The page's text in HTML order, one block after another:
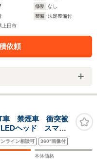
修復
なし
整備
法定整備付
上田市
依頼
車 禁煙車 衝突被
ヘッド スマー
ハイビーム 車線
コン プライバシ
ンライン相談可 360°画像付
本体価格